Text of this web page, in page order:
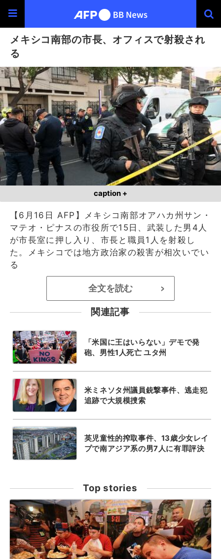
メキシコ南部の市長、オフィスで射殺され
る
caption +
【6月16日 AFP】メキシコ南部オアハカ州サン・
マテオ・ピナスの市役所で15日、武装した男4人
が市長室に押し入り、市長と職員1人を射殺し
た。メキシコでは地方政治家の殺害が相次いでい
る
全文を読む >
関連記事
「米国に王はいらない」デモで発
砲、男性1人死亡 ユタ州
米ミネソタ州議員銃撃事件、逃走犯
追跡で大規模捜索
英児童性的搾取事件、13歳少女レイ
プで南アジア系の男7人に有罪評決
Top stories